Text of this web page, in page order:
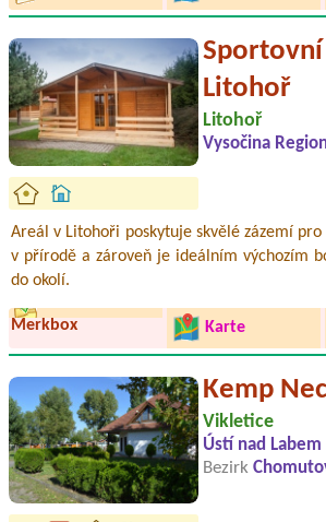
Litohoř
Litohoř
Vysočina
Areál v Litohoři poskytuje skvělé zázemí
v přírodě a zároveň je ideálním výchozím
do okolí.
Merkbox Karte
Kemp
Vikletice
Ústí nad Labem
Bezirk